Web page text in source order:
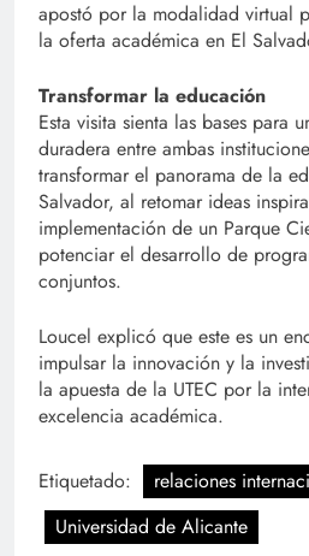
apostó por la modalidad virtual
la oferta académica en El
Transformar la educación
Esta visita sienta las bases para
duradera entre ambas
transformar el panorama de la
Salvador, al retomar ideas
implementación de un Parque
potenciar el desarrollo de
conjuntos.
Loucel explicó que este es un
impulsar la innovación y la
la apuesta de la UTEC por la
excelencia académica.
Etiquetado:
relaciones
Universidad de Alicante